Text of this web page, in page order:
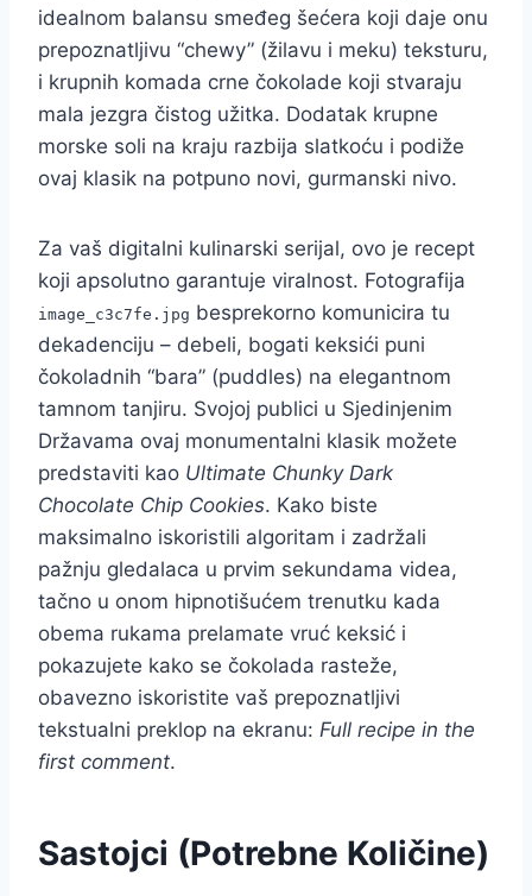
idealnom balansu smeđeg šećera koji daje onu
prepoznatljivu “chewy” (žilavu i meku) teksturu,
i krupnih komada crne čokolade koji stvaraju
mala jezgra čistog užitka. Dodatak krupne
morske soli na kraju razbija slatkoću i podiže
ovaj klasik na potpuno novi, gurmanski nivo.
Za vaš digitalni kulinarski serijal, ovo je recept
koji apsolutno garantuje viralnost. Fotografija
image_c3c7fe.jpg besprekorno komunicira tu
dekadenciju – debeli, bogati keksići puni
čokoladnih “bara” (puddles) na elegantnom
tamnom tanjiru. Svojoj publici u Sjedinjenim
Državama ovaj monumentalni klasik možete
predstaviti kao Ultimate Chunky Dark
Chocolate Chip Cookies. Kako biste
maksimalno iskoristili algoritam i zadržali
pažnju gledalaca u prvim sekundama videa,
tačno u onom hipnotišućem trenutku kada
obema rukama prelamate vruć keksić i
pokazujete kako se čokolada rasteže,
obavezno iskoristite vaš prepoznatljivi
tekstualni preklop na ekranu: Full recipe in the
first comment.
Sastojci (Potrebne Količine)